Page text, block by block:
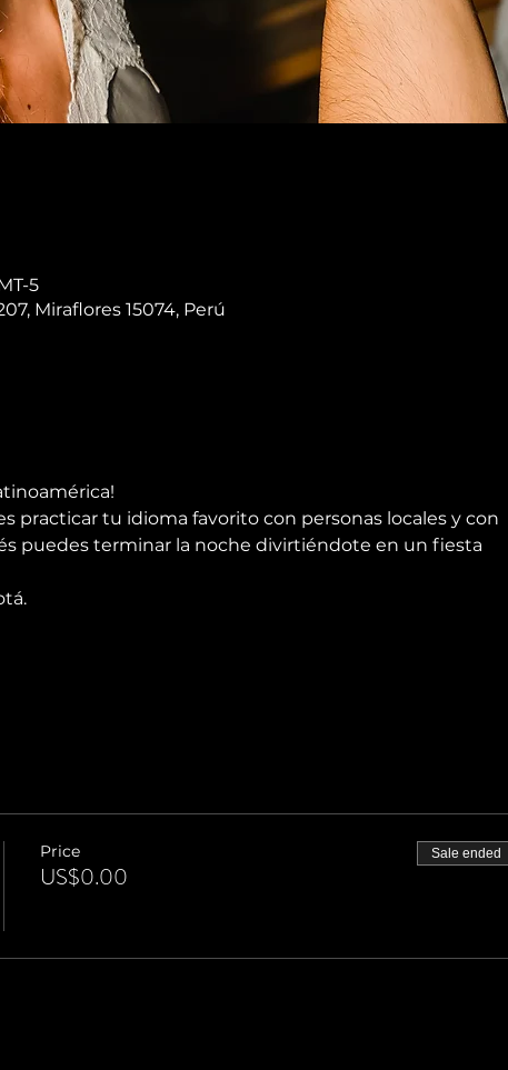
5
Miraflores 15074, Perú
practicar tu idioma favorito con personas locales y con
puedes terminar la noche divirtiéndote en un fiesta
Price
US$0.00
Sale ended